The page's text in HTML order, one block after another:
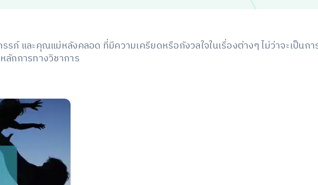
ภ์ และคุณแม่หลังคลอด ที่มีความเครียดหรือกังวลใจในเรื่องต่างๆ ไม่ว่าจะเป็นก
กการทางวิชาการ